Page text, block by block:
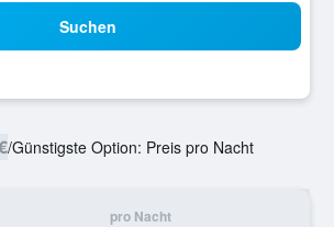
Suchen
/Günstigste Option: Preis pro Nacht
pro Nacht